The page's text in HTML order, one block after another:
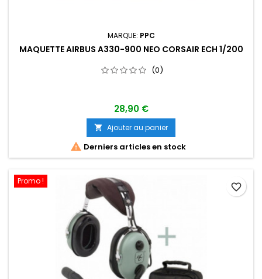
MARQUE: PPC
MAQUETTE AIRBUS A330-900 NEO CORSAIR ECH 1/200
(0)
28,90 €
 Ajouter au panier
 Derniers articles en stock
Promo !
favorite_border